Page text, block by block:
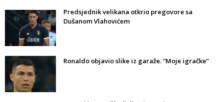
Predsjednik velikana otkrio pregovore sa
Dušanom Vlahovićem
Ronaldo objavio slike iz garaže. “Moje igračke”